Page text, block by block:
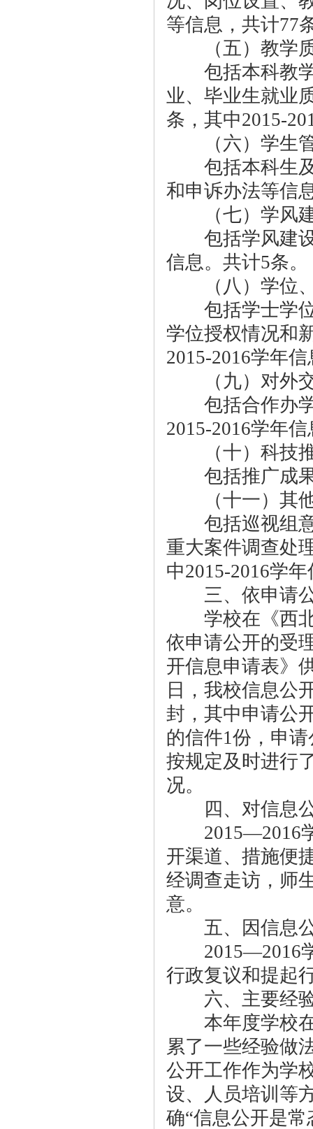
等信息，共计77
（五）教学质
包括本科教学
业、毕业生就业
条，其中2015-
（六）学生管
包括本科生及
和申诉办法等信
（七）学风建
包括学风建设
信息。共计5条。
（八）学位、
包括学士学位
学位授权情况和
2015-2016学年
（九）对外交
包括合作办学
2015-2016学年
（十）科技推
包括推广成果
（十一）其
包括巡视组意
重大案件调查处
中2015-2016学
三、依申请公
学校在《西北
依申请公开的受
开信息申请表》
日，我校信息公
封，其中申请公
的信件1份，申
按规定及时进行
况。
四、对信息公
2015—2016学
开渠道、措施便
经调查走访，师
意。
五、因信息公
2015—2016学
行政复议和提起
六、主要经验
本年度学校在
累了一些经验做
公开工作作为学
设、人员培训等
确“信息公开是